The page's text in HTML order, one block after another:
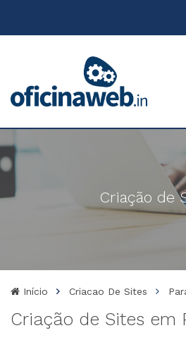
Criação de
Início Criacao De Sites
Criação de Sites em